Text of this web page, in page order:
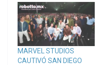
MARVEL STUDIOS
CAUTIVÓ SAN DIEGO